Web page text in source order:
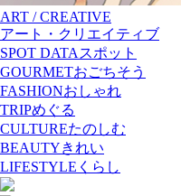
ART / CREATIVE
アート・クリエイティブ
SPOT DATA スポット
GOURMETおごちそう
FASHIONおしゃれ
TRIPめぐる
CULTUREたのしむ
BEAUTYきれい
LIFESTYLE くらし